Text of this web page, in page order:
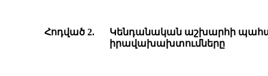
Հոդված 2.
Կենդանական աշխարհի
իրավախախտումները